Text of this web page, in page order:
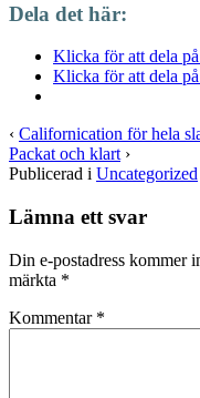
Dela det här:
Klicka för att dela
Klicka för att dela
‹ Californication för hela
Packat och klart ›
Publicerad i Uncategorized
Lämna ett svar
Din e-postadress kommer
märkta *
Kommentar *